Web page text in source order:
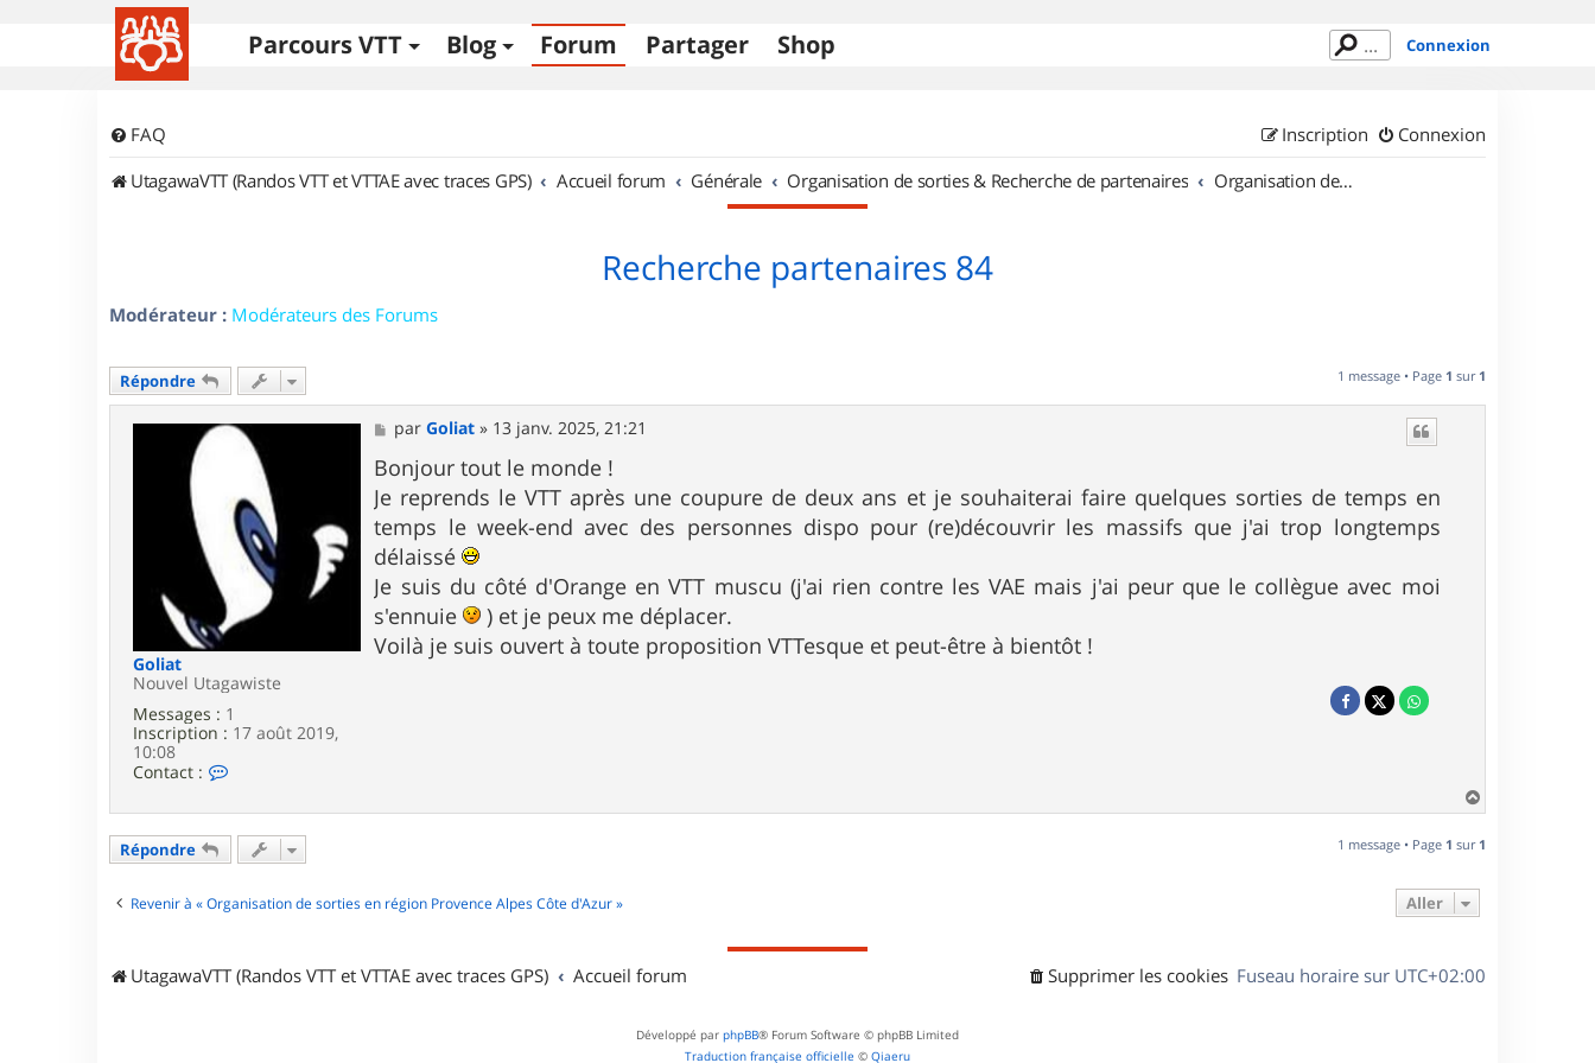
Parcours VTT Blog Forum Partager Shop Connexion
FAQ Connexion
Inscription
UtagawaVTT (Randos VTT et VTTAE avec traces GPS)
Accueil forum Générale Organisation de sorties & Recherche de partenaires Organisation de sorties en région Provence Alpes Côte d'Azur
Recherche partenaires 84
Modérateur : Modérateurs des Forums
Répondre 1 message • Page 1 sur 1
Goliat
Nouvel Utagawiste
Messages : 1
Inscription : 17 août 2019,
10:08
Contact :
c
e
l
M
e
s
s
a
g
e
parGoliat » 13 janv. 2025, 21:21
Bonjour tout le monde !
Je reprends le VTT après une coupure de deux ans et je souhaiterai faire quelques sorties de temps en
temps le week-end avec des personnes dispo pour (re)découvrir les massifs que j'ai trop longtemps
délaissé
Je suis du côté d'Orange en VTT muscu (j'ai rien contre les VAE mais j'ai peur que le collègue avec moi
s'ennuie
) et je peux me déplacer.
Voilà je suis ouvert à toute proposition VTTesque et peut-être à bientôt !
a
t
Répondre 1 message • Page 1 sur 1
Revenir à « Organisation de sorties en région Provence Alpes Côte d'Azur » Aller
UtagawaVTT (Randos VTT et VTTAE avec traces GPS) Accueil forum Fuseau horaire sur UTC+02:00
Supprimer les cookies
Développé par phpBB® Forum Software © phpBB Limited
Traduction française officielle © Qiaeru